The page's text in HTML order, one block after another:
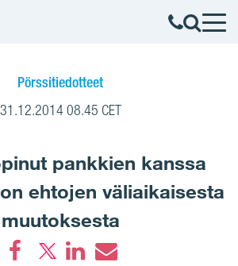
Pörssitiedotteet
31.12.2014 08.45 CET
pankkien kanssa
ehtojen väliaikaisesta
muutoksesta